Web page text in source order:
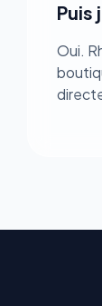
Puis
Oui.